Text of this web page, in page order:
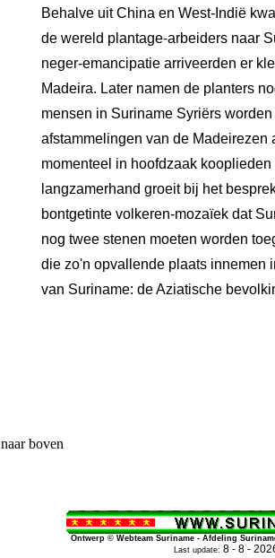
Behalve uit China en West-Indië
de wereld plantage-arbeiders naar
neger-emancipatie arriveerden er
Madeira. Later namen de planters
mensen in Suriname Syriërs
afstammelingen van de Madeirezen
momenteel in hoofdzaak
langzamerhand groeit bij het
bontgetinte volkeren-mozaïek dat
nog twee stenen moeten worden
die zo'n opvallende plaats innemen
van Suriname: de Aziatische
naar boven
Ontwerp © Webteam Suriname - Afdeling
Last update: 8 - 8 -